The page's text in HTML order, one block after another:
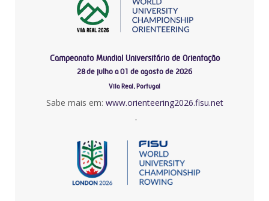
Campeonato Mundial Universitário de Orientação
28 de julho a 01 de agosto de 2026
Vila Real, Portugal
Sabe mais em: www.orienteering2026.fisu.net
-